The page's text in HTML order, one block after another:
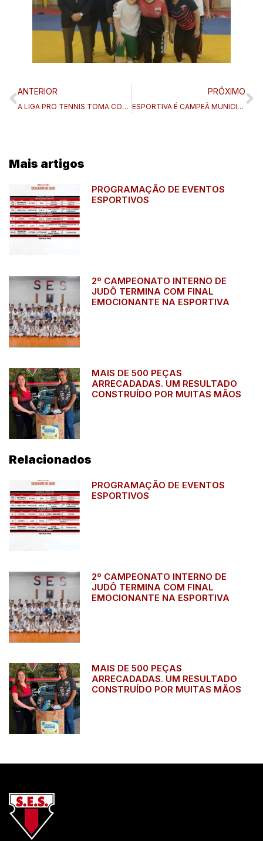
ANTERIOR
A LIGA PRO TENNIS TOMA CONTA DA ESPORTIVA NESTE FINAL DE SEMANA!
PRÓXIMO
ESPORTIVA É CAMPEÃ MUNICIPAL DE FUTSAL
Mais artigos
PROGRAMAÇÃO DE EVENTOS
ESPORTIVOS
2º CAMPEONATO INTERNO DE
JUDÔ TERMINA COM FINAL
EMOCIONANTE NA ESPORTIVA
MAIS DE 500 PEÇAS
ARRECADADAS. UM RESULTADO
CONSTRUÍDO POR MUITAS MÃOS
Relacionados
PROGRAMAÇÃO DE EVENTOS
ESPORTIVOS
2º CAMPEONATO INTERNO DE
JUDÔ TERMINA COM FINAL
EMOCIONANTE NA ESPORTIVA
MAIS DE 500 PEÇAS
ARRECADADAS. UM RESULTADO
CONSTRUÍDO POR MUITAS MÃOS